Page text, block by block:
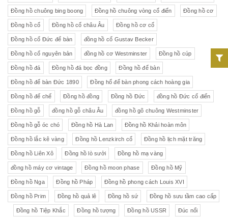
Đồng hồ chuông bing boong Đồng hồ chuông vòng cổ điển Đồng hồ cơ
Đồng hồ cổ Đồng hồ cổ châu Âu Đồng hồ cơ cổ
Đồng hồ cổ Đức để bàn đồng hồ cổ Gustav Becker
Đồng hồ cổ nguyên bản đồng hồ cơ Westminster Đồng hồ cúp
Đồng hồ đá Đồng hồ đá bọc đồng Đồng hồ để bàn
Đồng hồ để bàn Đức 1890 Đồng hổ để bàn phong cách hoàng gia
Đồng hồ đế chế Đồng hồ đồng Đồng hồ Đức đồng hồ Đức cổ điển
Đồng hồ gỗ đồng hồ gỗ châu Âu đồng hồ gõ chuông Westminster
Đồng hồ gỗ óc chó Đồng hồ Hà Lan Đồng hồ Khải hoàn môn
Đồng hồ lắc kê vàng Đồng hồ Lenzkirch cổ Đồng hồ lịch mặt trăng
Đồng hồ Liên Xô Đồng hồ lò sưởi Đồng hồ mạ vàng
đồng hồ máy cơ vintage Đồng hồ moon phase Đồng hồ Mỹ
Đồng hồ Nga Đồng hồ Pháp Đồng hồ phong cách Louis XVI
Đồng hồ Prim Đồng hồ quả lê Đồng hồ sứ Đồng hồ sưu tầm cao cấp
Đồng hồ Tiệp Khắc Đồng hồ tượng Đồng hồ USSR Đúc nổi